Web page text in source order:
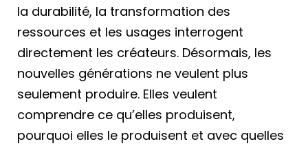
la durabilité, la transformation des
ressources et les usages interrogent
directement les créateurs. Désormais, les
nouvelles générations ne veulent plus
seulement produire. Elles veulent
comprendre ce qu’elles produisent,
pourquoi elles le produisent et avec quelles